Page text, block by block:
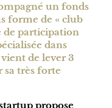
un fonds
forme de « club
de participation
dans
de lever 3
sa très forte
propose